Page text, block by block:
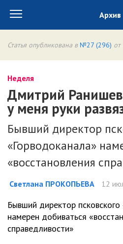
Архив
Статья опубликована в №27 (296)
Неделя
Дмитрий
у меня руки
Бывший директор
«Горводоканала»
«восстановления
Светлана ПРОКОПЬЕВА 12
Бывший директор
намерен добиваться
справедливости»